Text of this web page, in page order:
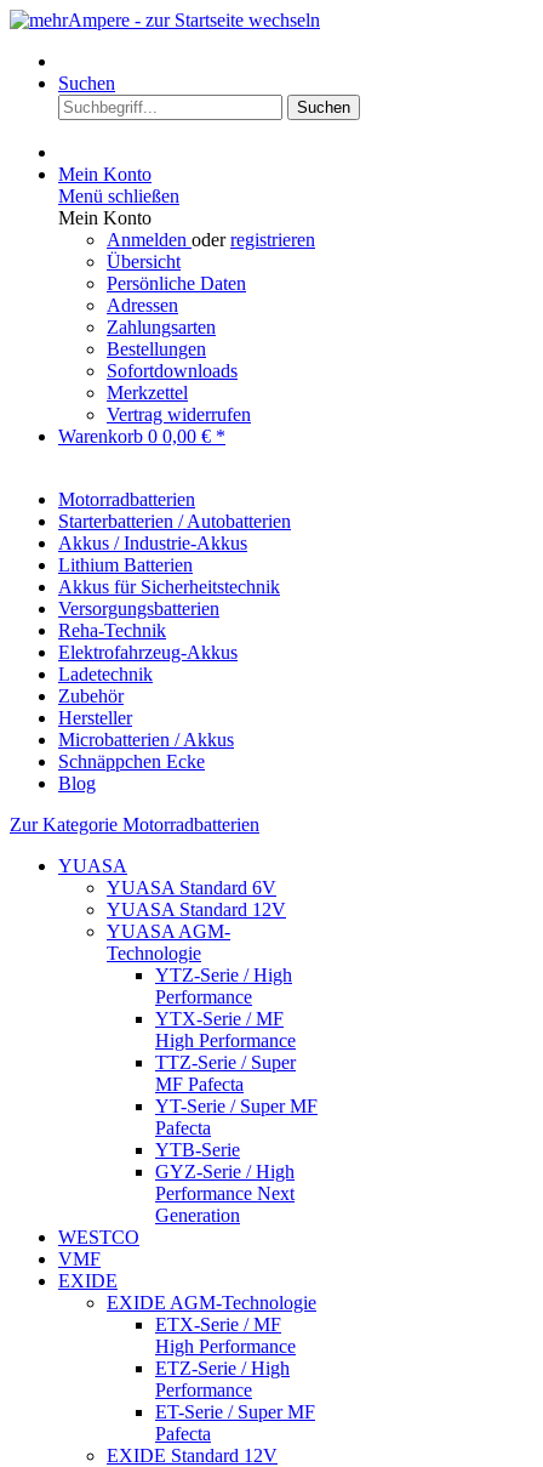
Suchen
Suchen
Mein Konto
Menü schließen
Mein Konto
Anmelden oderregistrieren
Übersicht
Persönliche Daten
Adressen
Zahlungsarten
Bestellungen
Sofortdownloads
Merkzettel
Vertrag widerrufen
Warenkorb 0 0,00 € *
Motorradbatterien
Starterbatterien / Autobatterien
Akkus / Industrie-Akkus
Lithium Batterien
Akkus für Sicherheitstechnik
Versorgungsbatterien
Reha-Technik
Elektrofahrzeug-Akkus
Ladetechnik
Zubehör
Hersteller
Microbatterien / Akkus
Schnäppchen Ecke
Blog
Zur Kategorie Motorradbatterien
YUASA
YUASA Standard 6V
YUASA Standard 12V
YUASA AGM-
Technologie
YTZ-Serie / High
Performance
YTX-Serie / MF
High Performance
TTZ-Serie / Super
MF Pafecta
YT-Serie / Super MF
Pafecta
YTB-Serie
GYZ-Serie / High
Performance Next
Generation
WESTCO
VMF
EXIDE
EXIDE AGM-Technologie
ETX-Serie / MF
High Performance
ETZ-Serie / High
Performance
ET-Serie / Super MF
Pafecta
EXIDE Standard 12V